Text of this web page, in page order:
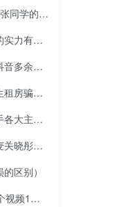
什么这么火
多强）
姐身价）
骗局）
单挑王者）
照片）
区别）
的吗？